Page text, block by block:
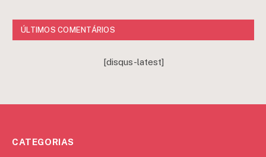
ÚLTIMOS COMENTÁRIOS
[disqus-latest]
CATEGORIAS